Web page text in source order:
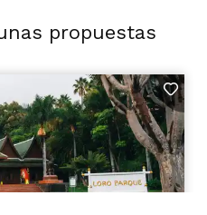
propuestas